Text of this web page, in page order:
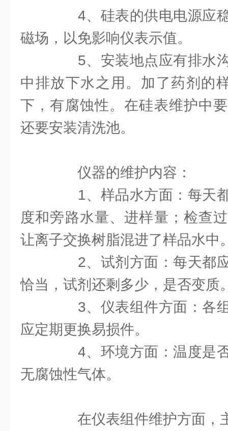
4、硅表的供电电源应稳
磁场，以免影响仪表示值。
5、安装地点应有排水沟
中排放下水之用。加了药剂的
下，有腐蚀性。在硅表维护中
还要安装清洗池。
仪器的维护内容：
1、样品水方面：每天都
度和旁路水量、进样量；检查
让离子交换树脂混进了样品水中
2、试剂方面：每天都应
恰当，试剂还剩多少，是否变质
3、仪表组件方面：各组
应定期更换易损件。
4、环境方面：温度是否
无腐蚀性气体。
在仪表组件维护方面，